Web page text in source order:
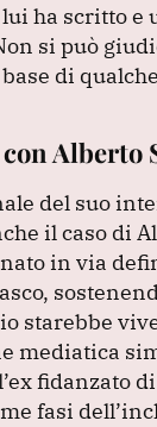
ha scritto e
si può
di
Alberto
del suo
il caso di
in via
starebbe
mediatica
fidanzato
fasi